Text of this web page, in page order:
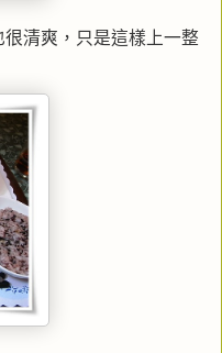
清爽，只是這樣上一整